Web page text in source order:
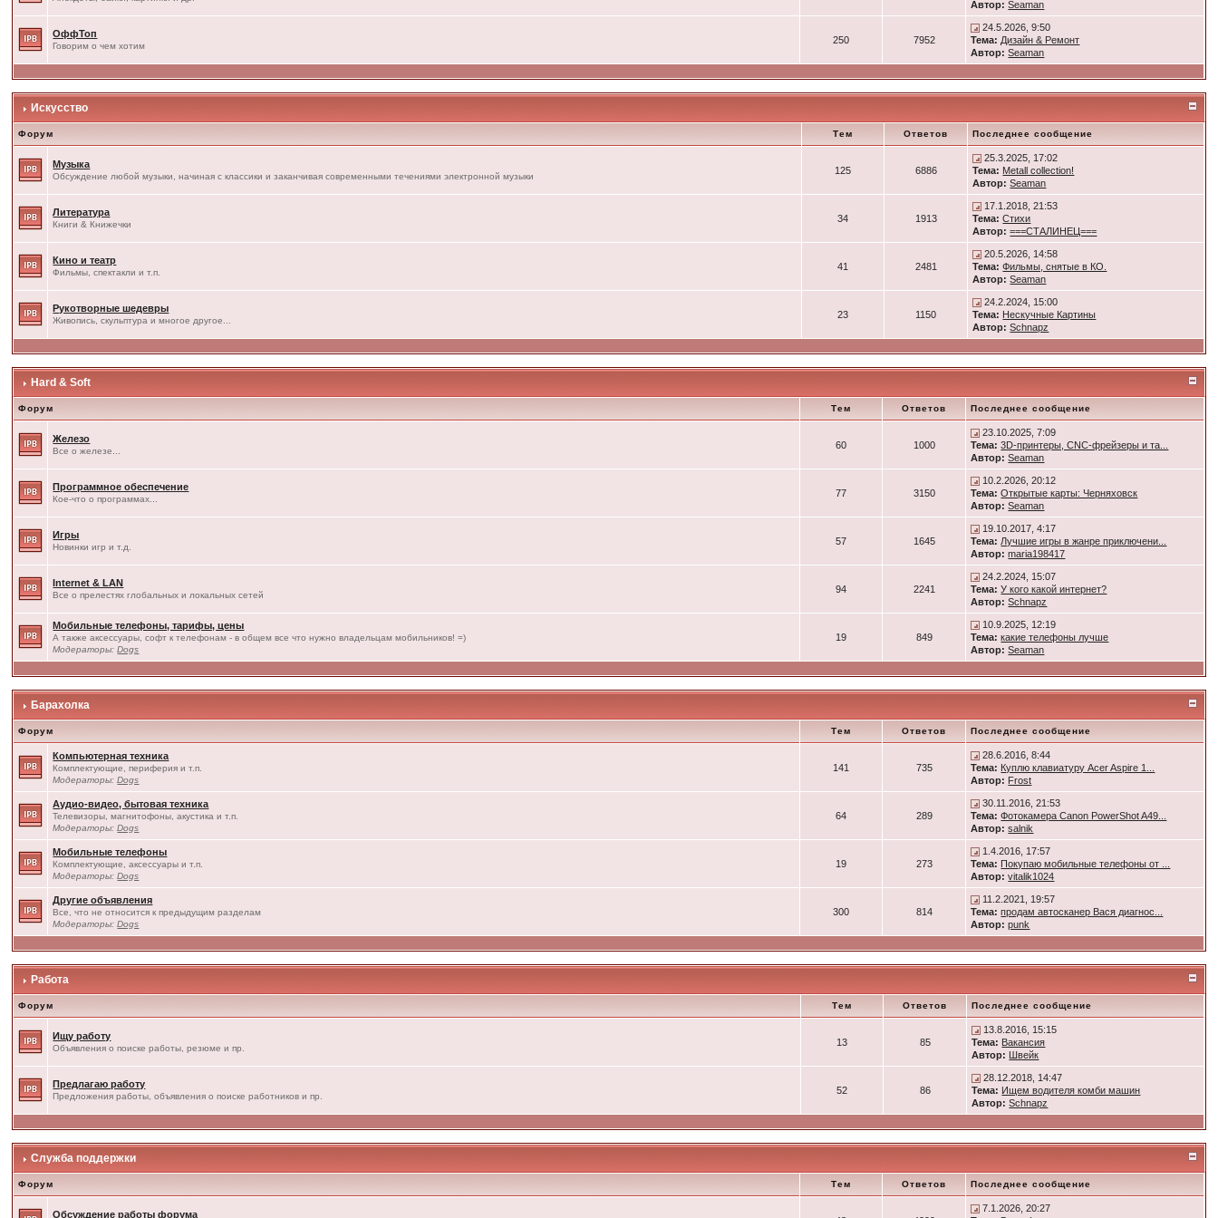
Автор: Seaman
ОффТоп
Говорим о чем хотим
250 7952
24.5.2026, 9:50
Тема: Дизайн & Ремонт
Автор: Seaman
Искусство
Форум Тем Ответов Последнее сообщение
Музыка
Обсуждение любой музыки, начиная с классики и заканчивая современными течениями электронной музыки
125 6886
25.3.2025, 17:02
Тема: Metall collection!
Автор: Seaman
Литература
Книги & Книжечки
34 1913
17.1.2018, 21:53
Тема: Стихи
Автор: ===СТАЛИНЕЦ===
Кино и театр
Фильмы, спектакли и т.п.
41 2481
20.5.2026, 14:58
Тема: Фильмы, снятые в КО.
Автор: Seaman
Рукотворные шедевры
Живопись, скульптура и многое другое...
23 1150
24.2.2024, 15:00
Тема: Нескучные Картины
Автор: Schnapz
Hard & Soft
Форум Тем Ответов Последнее сообщение
Железо
Все о железе...
60 1000
23.10.2025, 7:09
Тема: 3D-принтеры, CNC-фрейзеры и та...
Автор: Seaman
Программное обеспечение
Кое-что о программах...
77 3150
10.2.2026, 20:12
Тема: Открытые карты: Черняховск
Автор: Seaman
Игры
Новинки игр и т.д.
57 1645
19.10.2017, 4:17
Тема: Лучшие игры в жанре приключени...
Автор: maria198417
Internet & LAN
Все о прелестях глобальных и локальных сетей
94 2241
24.2.2024, 15:07
Тема: У кого какой интернет?
Автор: Schnapz
Мобильные телефоны, тарифы, цены
А также аксессуары, софт к телефонам - в общем все что нужно владельцам мобильников! =)
Модераторы:Dogs
19 849
10.9.2025, 12:19
Тема: какие телефоны лучше
Автор: Seaman
Барахолка
Форум Тем Ответов Последнее сообщение
Компьютерная техника
Комплектующие, периферия и т.п.
Модераторы:Dogs
141 735
28.6.2016, 8:44
Тема: Куплю клавиатуру Acer Aspire 1...
Автор: Frost
Аудио-видео, бытовая техника
Телевизоры, магнитофоны, акустика и т.п.
Модераторы:Dogs
64 289
30.11.2016, 21:53
Тема: Фотокамера Canon PowerShot A49...
Автор: salnik
Мобильные телефоны
Комплектующие, аксессуары и т.п.
Модераторы:Dogs
19 273
1.4.2016, 17:57
Тема: Покупаю мобильные телефоны от ...
Автор: vitalik1024
Другие объявления
Все, что не относится к предыдущим разделам
Модераторы:Dogs
300 814
11.2.2021, 19:57
Тема: продам автосканер Вася диагнос...
Автор: punk
Работа
Форум Тем Ответов Последнее сообщение
Ищу работу
Объявления о поиске работы, резюме и пр.
13 85
13.8.2016, 15:15
Тема: Вакансия
Автор: Швейк
Предлагаю работу
Предложения работы, объявления о поиске работников и пр.
52 86
28.12.2018, 14:47
Тема: Ищем водителя комби машин
Автор: Schnapz
Служба поддержки
Форум Тем Ответов Последнее сообщение
Обсуждение работы форума
7.1.2026, 20:27